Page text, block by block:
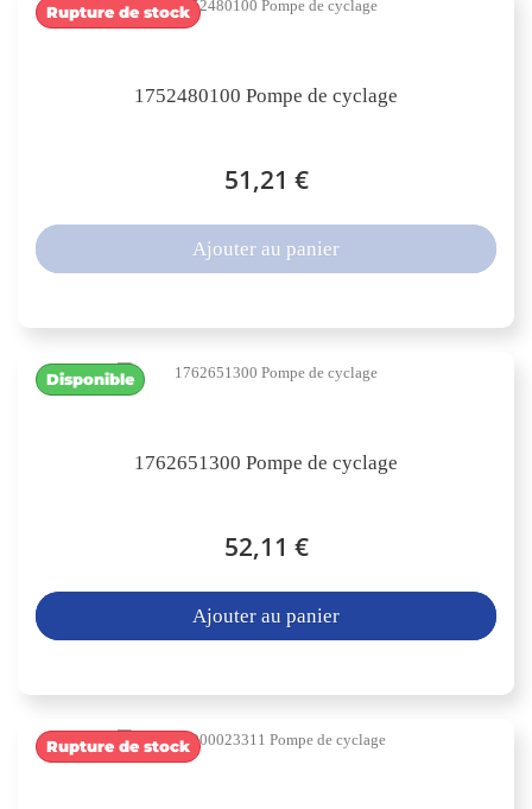
1752480100 Pompe de cyclage
51,21 €
Rupture de stock
Ajouter au panier
1762651300 Pompe de cyclage
52,11 €
Disponible
Ajouter au panier
Rupture de stock